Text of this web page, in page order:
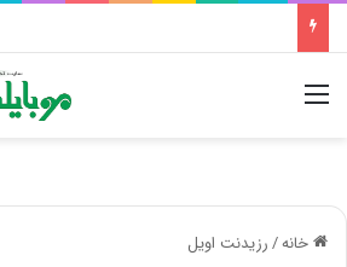
خانه/رزیدنت اویل